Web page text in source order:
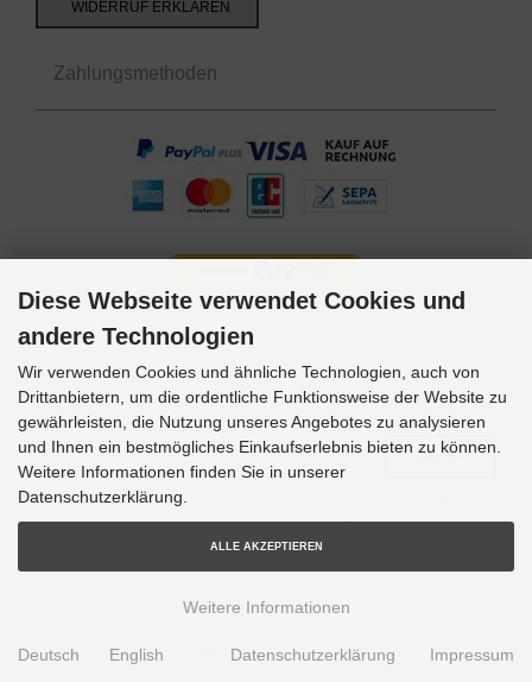
WIDERRUF ERKLÄREN
Zahlungsmethoden
Newsletter-Anmeldung
Bitte senden Sie mir entsprechend Ihrer Datenschutzerklärung regelmäßig und
Cajubrasil.de © 2026 | Template © 2026 by Karl
modified eCommerce Shopsoftware © 2009-2026
Diese Webseite verwendet Cookies und
andere Technologien
Wir verwenden Cookies und ähnliche Technologien, auch von
Drittanbietern, um die ordentliche Funktionsweise der Website zu
gewährleisten, die Nutzung unseres Angebotes zu analysieren
und Ihnen ein bestmögliches Einkaufserlebnis bieten zu können.
Weitere Informationen finden Sie in unserer
Datenschutzerklärung.
ALLE AKZEPTIEREN
Weitere Informationen
Deutsch English Datenschutzerklärung Impressum